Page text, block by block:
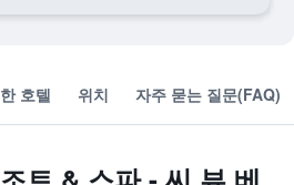
호텔 위치 자주 묻는 질문(FAQ)